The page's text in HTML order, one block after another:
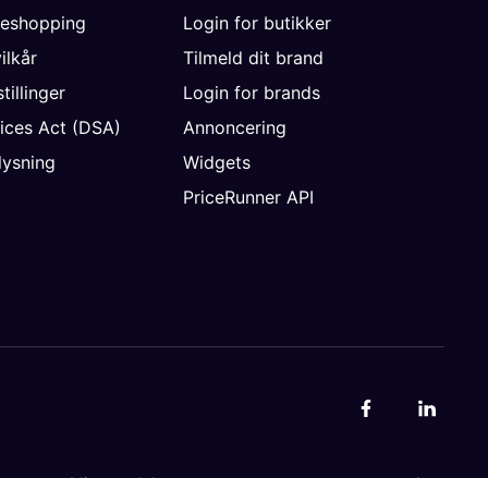
Act (DSA)
Login for butikker
Tilmeld dit brand
Login for brands
Annoncering
Widgets
PriceRunner API